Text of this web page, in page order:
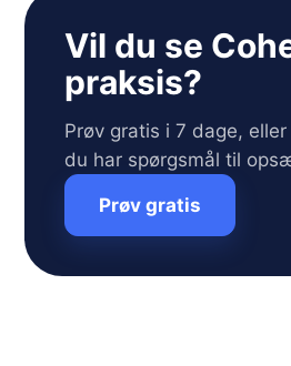
Vil du se
praksis?
Prøv gratis i 7 dage,
du har spørgsmål til
Prøv gratis